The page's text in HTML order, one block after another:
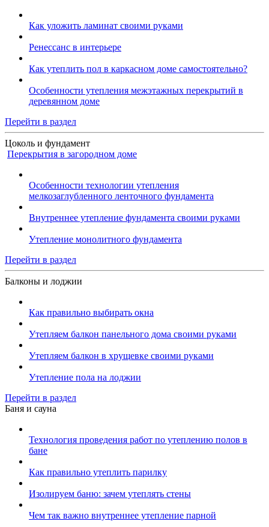
Как уложить ламинат своими руками
Ренессанс в интерьере
Как утеплить пол в каркасном доме самостоятельно?
Особенности утепления межэтажных перекрытий в
деревянном доме
Перейти в раздел
Цоколь и фундамент
Перекрытия в загородном доме
Особенности технологии утепления
мелкозаглубленного ленточного фундамента
Внутреннее утепление фундамента своими руками
Утепление монолитного фундамента
Перейти в раздел
Балконы и лоджии
Как правильно выбирать окна
Утепляем балкон панельного дома своими руками
Утепляем балкон в хрущевке своими руками
Утепление пола на лоджии
Перейти в раздел
Баня и сауна
Технология проведения работ по утеплению полов в
бане
Как правильно утеплить парилку
Изолируем баню: зачем утеплять стены
Чем так важно внутреннее утепление парной